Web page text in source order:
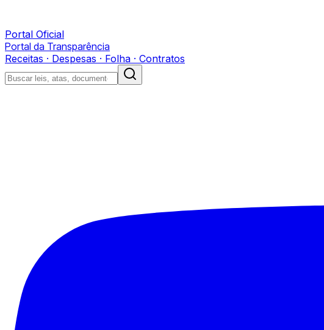
Portal Oficial
Portal da Transparência
Receitas · Despesas · Folha · Contratos